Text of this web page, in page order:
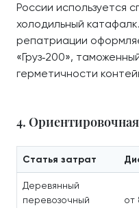
России используется
холодильный
репатриации
«Груз‑200»,
герметичности
4.
Статья затрат
Деревянный
перевозочный
от